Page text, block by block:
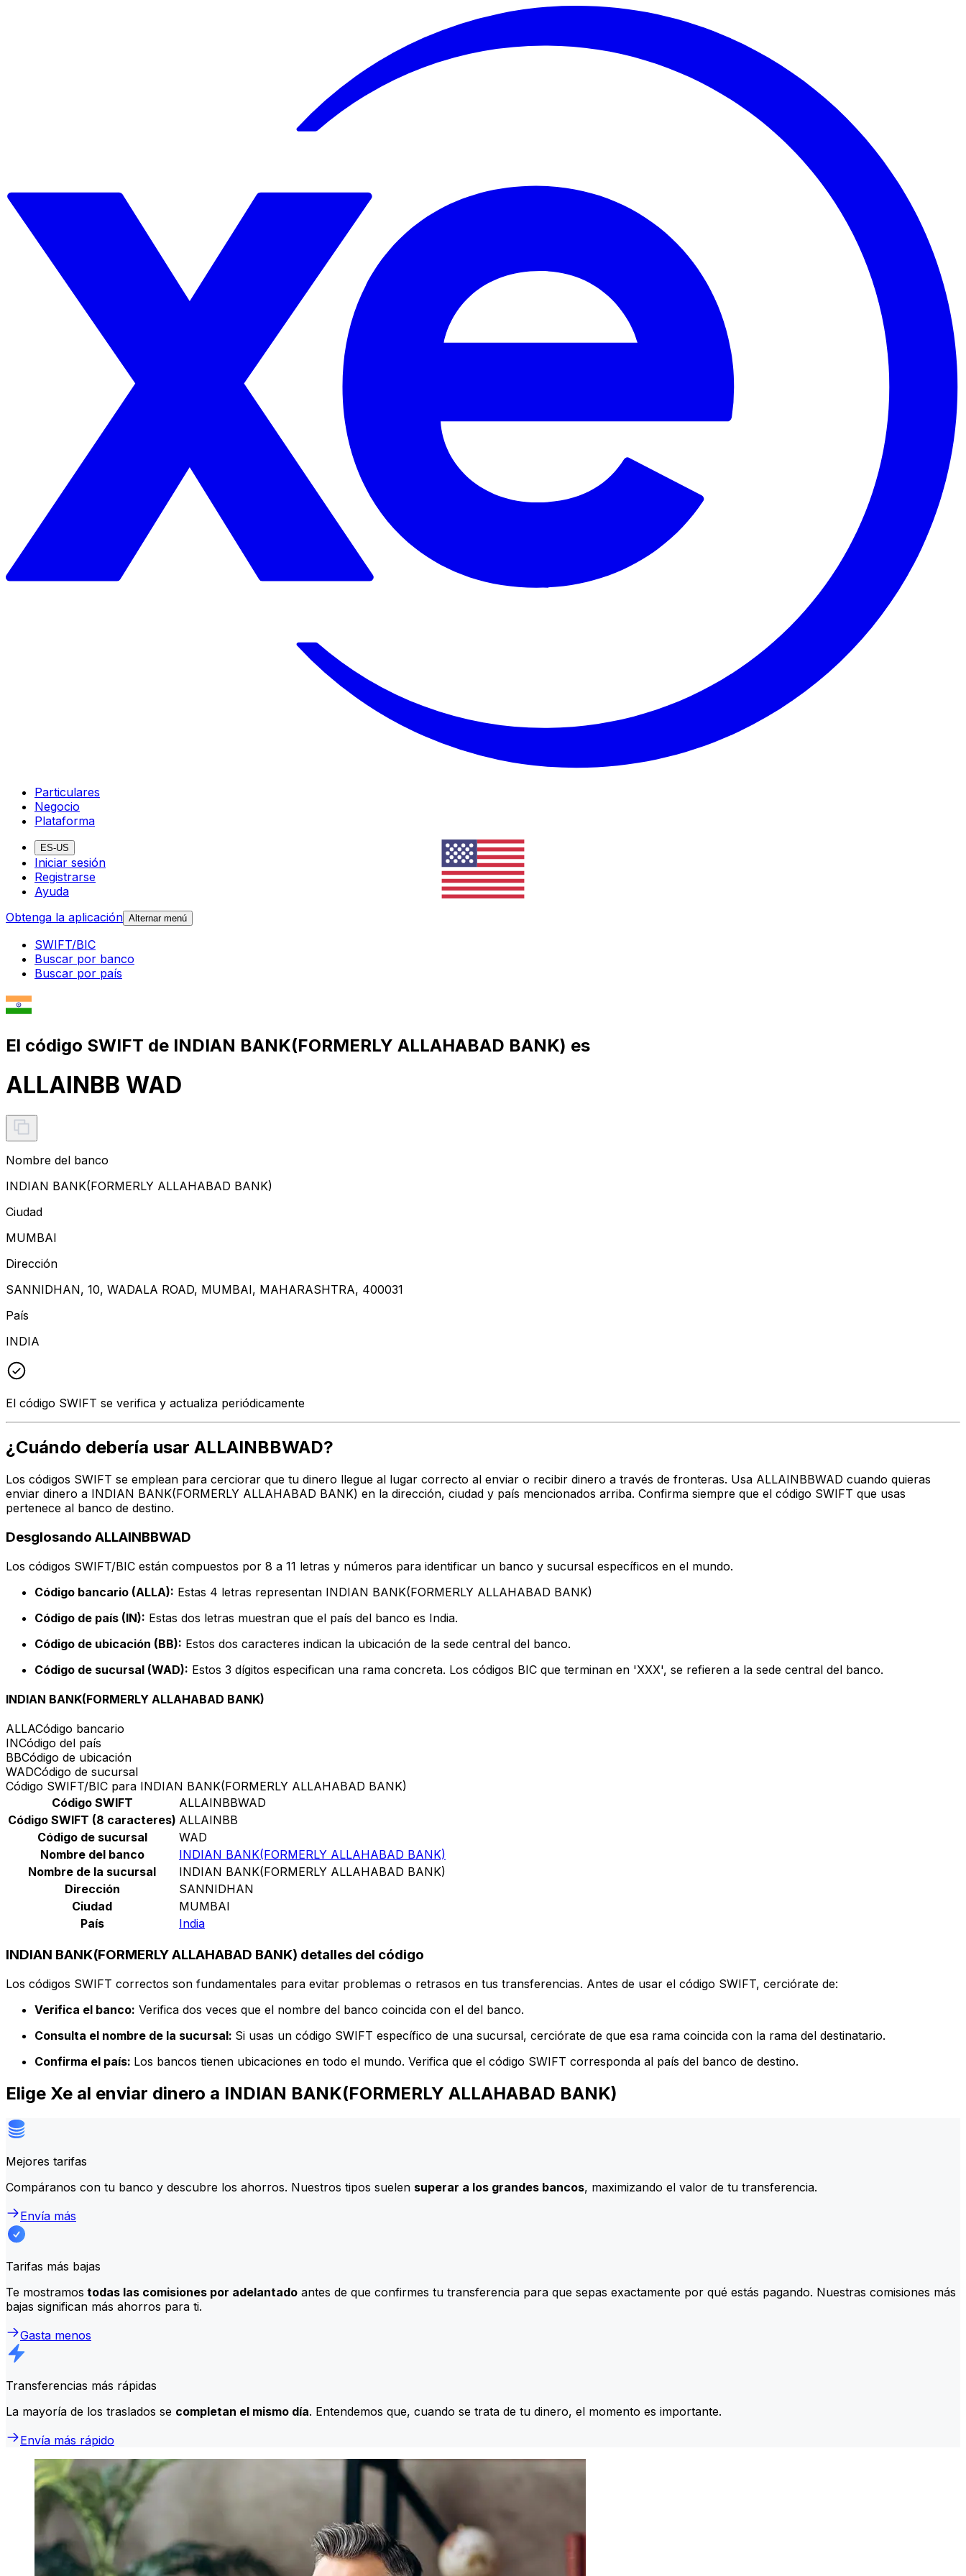
Particulares
Negocio
Plataforma
ES-US
Iniciar sesión
Registrarse
Ayuda
Obtenga la aplicación Alternar menú
SWIFT/BIC
Buscar por banco
Buscar por país
El código SWIFT de INDIAN BANK(FORMERLY ALLAHABAD BANK) es
ALLAINBB WAD
Nombre del banco
INDIAN BANK(FORMERLY ALLAHABAD BANK)
Ciudad
MUMBAI
Dirección
SANNIDHAN, 10, WADALA ROAD, MUMBAI, MAHARASHTRA, 400031
País
INDIA
El código SWIFT se verifica y actualiza periódicamente
¿Cuándo debería usar ALLAINBBWAD?
Los códigos SWIFT se emplean para cerciorar que tu dinero llegue al lugar correcto al enviar o recibir dinero a través de fronteras. Usa ALLAINBBWAD cuando quieras
enviar dinero a INDIAN BANK(FORMERLY ALLAHABAD BANK) en la dirección, ciudad y país mencionados arriba. Confirma siempre que el código SWIFT que usas
pertenece al banco de destino.
Desglosando ALLAINBBWAD
Los códigos SWIFT/BIC están compuestos por 8 a 11 letras y números para identificar un banco y sucursal específicos en el mundo.
Código bancario (ALLA): Estas 4 letras representan INDIAN BANK(FORMERLY ALLAHABAD BANK)
Código de país (IN): Estas dos letras muestran que el país del banco es India.
Código de ubicación (BB): Estos dos caracteres indican la ubicación de la sede central del banco.
Código de sucursal (WAD): Estos 3 dígitos especifican una rama concreta. Los códigos BIC que terminan en 'XXX', se refieren a la sede central del banco.
INDIAN BANK(FORMERLY ALLAHABAD BANK)
ALLACódigo bancario
INCódigo del país
BBCódigo de ubicación
WADCódigo de sucursal
Código SWIFT/BIC para INDIAN BANK(FORMERLY ALLAHABAD BANK)
Código SWIFT
ALLAINBBWAD
Código SWIFT (8 caracteres) ALLAINBB
Código de sucursal
WAD
Nombre del banco
INDIAN BANK(FORMERLY ALLAHABAD BANK)
Nombre de la sucursal
INDIAN BANK(FORMERLY ALLAHABAD BANK)
Dirección
SANNIDHAN
Ciudad
MUMBAI
País
India
INDIAN BANK(FORMERLY ALLAHABAD BANK) detalles del código
Los códigos SWIFT correctos son fundamentales para evitar problemas o retrasos en tus transferencias. Antes de usar el código SWIFT, cerciórate de:
Verifica el banco: Verifica dos veces que el nombre del banco coincida con el del banco.
Consulta el nombre de la sucursal: Si usas un código SWIFT específico de una sucursal, cerciórate de que esa rama coincida con la rama del destinatario.
Confirma el país: Los bancos tienen ubicaciones en todo el mundo. Verifica que el código SWIFT corresponda al país del banco de destino.
Elige Xe al enviar dinero a INDIAN BANK(FORMERLY ALLAHABAD BANK)
Mejores tarifas
Compáranos con tu banco y descubre los ahorros. Nuestros tipos suelen superar a los grandes bancos, maximizando el valor de tu transferencia.
Envía más
Tarifas más bajas
Te mostramos todas las comisiones por adelantado antes de que confirmes tu transferencia para que sepas exactamente por qué estás pagando. Nuestras comisiones más
bajas significan más ahorros para ti.
Gasta menos
Transferencias más rápidas
La mayoría de los traslados se completan el mismo día. Entendemos que, cuando se trata de tu dinero, el momento es importante.
Envía más rápido